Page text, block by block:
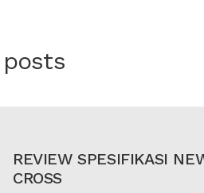
REVIEW SPESIFIKASI
CROSS